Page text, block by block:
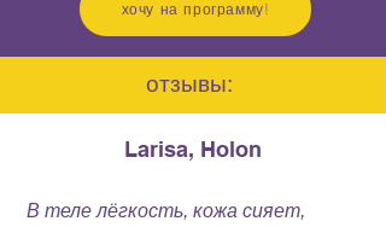
хочу на программу!
отзывы:
Larisa, Holon
В теле лёгкость, кожа сияет,